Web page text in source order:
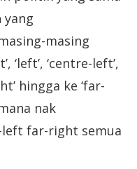
yang
masing
‘left’, ‘centre-left’,
hingga ke ‘far-
nak
far-right semua